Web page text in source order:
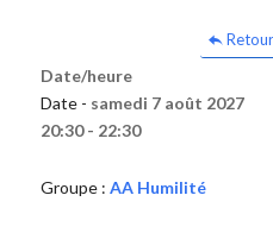
Date/heure
Date - samedi 7 août 2027
20:30 - 22:30
Groupe : AA Humilité